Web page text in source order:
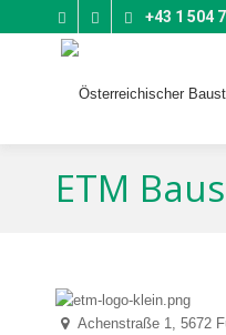
+43 1 504
ETM
Achenstraße 1, 5672